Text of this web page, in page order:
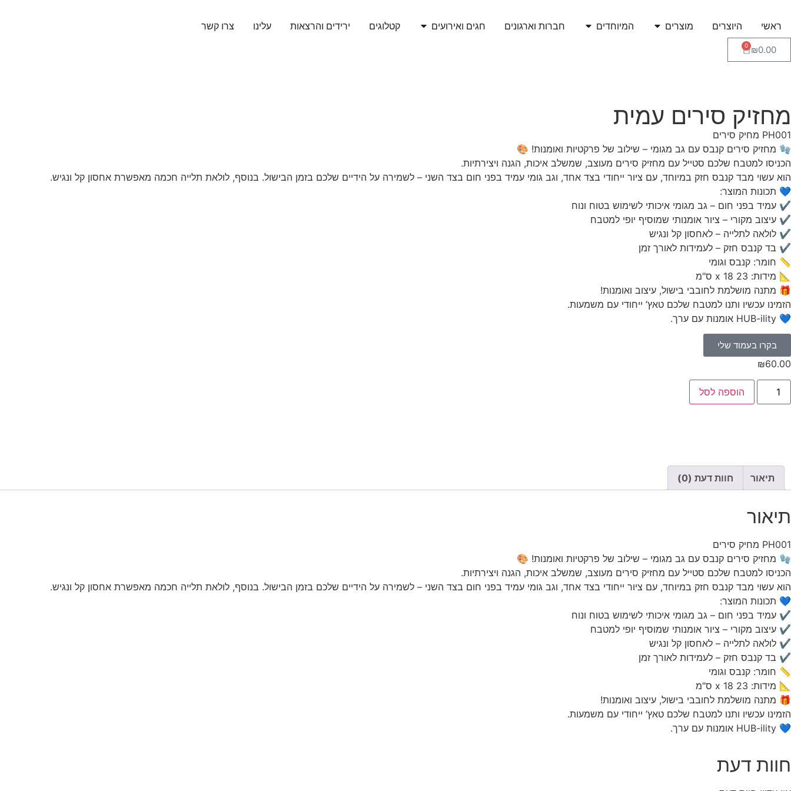
ראשי היוצרים מוצרים המיוחדים חברות וארגונים חגים ואירועים קטלוגים ירידים והרצאות עלינו צרו קשר
₪0.00
0
מחזיק סירים עמית
PH001 מחיק סירים
🧤 מחזיק סירים קנבס עם גב מגומי – שילוב של פרקטיות ואומנות! 🎨
הכניסו למטבח שלכם סטייל עם מחזיק סירים מעוצב, שמשלב איכות, הגנה ויצירתיות.
הוא עשוי מבד קנבס חזק במיוחד, עם ציור ייחודי בצד אחד, וגב גומי עמיד בפני חום בצד השני – לשמירה על הידיים שלכם בזמן הבישול. בנוסף, לולאת תלייה חכמה מאפשרת אחסון קל ונגיש.
💙 תכונות המוצר:
✔ עמיד בפני חום – גב מגומי איכותי לשימוש בטוח ונוח
✔ עיצוב מקורי – ציור אומנותי שמוסיף יופי למטבח
✔ לולאה לתלייה – לאחסון קל ונגיש
✔ בד קנבס חזק – לעמידות לאורך זמן
📏 חומר: קנבס וגומי
📐 מידות: 23 x 18 ס"מ
🎁 מתנה מושלמת לחובבי בישול, עיצוב ואומנות!
הזמינו עכשיו ותנו למטבח שלכם טאץ’ ייחודי עם משמעות.
💙 HUB-ility אומנות עם ערך.
בקרו בעמוד שלי
₪60.00
הוספה לסל
תיאור חוות דעת (0)
תיאור
PH001 מחיק סירים
🧤 מחזיק סירים קנבס עם גב מגומי – שילוב של פרקטיות ואומנות! 🎨
הכניסו למטבח שלכם סטייל עם מחזיק סירים מעוצב, שמשלב איכות, הגנה ויצירתיות.
הוא עשוי מבד קנבס חזק במיוחד, עם ציור ייחודי בצד אחד, וגב גומי עמיד בפני חום בצד השני – לשמירה על הידיים שלכם בזמן הבישול. בנוסף, לולאת תלייה חכמה מאפשרת אחסון קל ונגיש.
💙 תכונות המוצר:
✔ עמיד בפני חום – גב מגומי איכותי לשימוש בטוח ונוח
✔ עיצוב מקורי – ציור אומנותי שמוסיף יופי למטבח
✔ לולאה לתלייה – לאחסון קל ונגיש
✔ בד קנבס חזק – לעמידות לאורך זמן
📏 חומר: קנבס וגומי
📐 מידות: 23 x 18 ס"מ
🎁 מתנה מושלמת לחובבי בישול, עיצוב ואומנות!
הזמינו עכשיו ותנו למטבח שלכם טאץ’ ייחודי עם משמעות.
💙 HUB-ility אומנות עם ערך.
חוות דעת